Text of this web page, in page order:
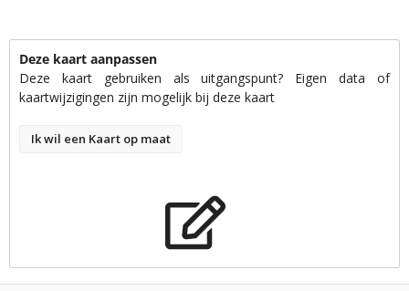
Deze kaart aanpassen
Deze kaart gebruiken als uitgangspunt? Eigen data of
kaartwijzigingen zijn mogelijk bij deze kaart
Ik wil een Kaart op maat